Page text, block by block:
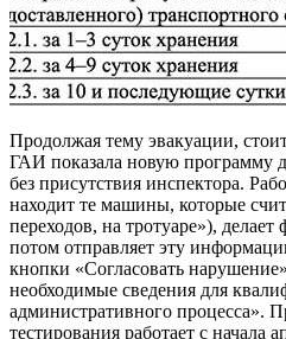
Продолжая тему эвакуации,
ГАИ показала новую программу
без присутствия инспектора.
находит те машины, которые
переходов, на тротуаре»),
потом отправляет эту
кнопки «Согласовать
необходимые сведения для
административного процесса».
тестирования работает с начала